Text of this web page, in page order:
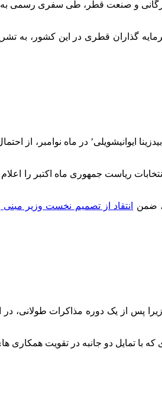
بازرگانی و صنعت قطر، طی سفری
گذاران قطری در این کشور، به
ایوانیشویلی’ در ماه نوامبر، از
ریاست جمهوری ماه اکتبر را
ضمن انتقاد از تصمیم نخست وزیر
زیرا پس از یک دوره مذاکرات طولانی،
که با تمایل دو جانبه در تقویت